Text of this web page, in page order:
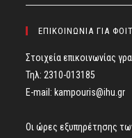
ΕΠΙΚΟΙΝΩΝΙΑ ΓΙΑ
Στοιχεία επικοινωνίας
Τηλ: 2310-013185
E-mail: kampouris@ihu.gr
Οι ώρες εξυπηρέτησης